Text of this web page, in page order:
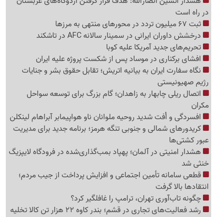
در راه است
ثبت 67 میلیون تردد در محورهای منتهی به مرزها
درخشش داوران ایرانی در سمینار سالانه AFC در تاشکند
تحریم‌های جدید آمریکا علیه کوبا
افشای برکناری در موساد پس از شکست پروژه علیه ایران
نگاه سفارت ایران به بیانیه اتریش؛ تقابل حقوق بشر و جنایات
رژیم صهیونیستی
اتصال ریلی چابهار به زاهدان؛ گام بزرگ برای توسعه سواحل
مکران
افسردگی و اُفت شدید روحیه ملوانان ناو هواپیمابر آبراهام لینکلن
کریدورهای شمالی و جنوبی تنگه هرمز؛ برنامه جدید برای مدیریت
عبور کشتی‌ها
هشدار امنیتی در آلمان؛ پهپاد بمب‌گذاری‌شده در فرودگاه لایپزیگ
خنثی شد
قطعی سامانه تأمین اجتماعی و افزایش پرداخت از جیب مردم؛
انتقادها بالا گرفت
چگونه تاب‌آوری تهران، ترامپ را غافلگیر کرد؟
رشد فعالیت‌های تجاری در قشم؛ بندر کاوه 22 هزار تن کالا تخلیه